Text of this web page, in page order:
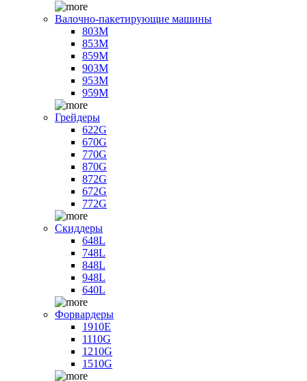
Валочно-пакетирующие машины
803M
853M
859M
903M
953M
959M
Грейдеры
622G
670G
770G
870G
872G
672G
772G
Скиддеры
648L
748L
848L
948L
640L
Форвардеры
1910E
1110G
1210G
1510G